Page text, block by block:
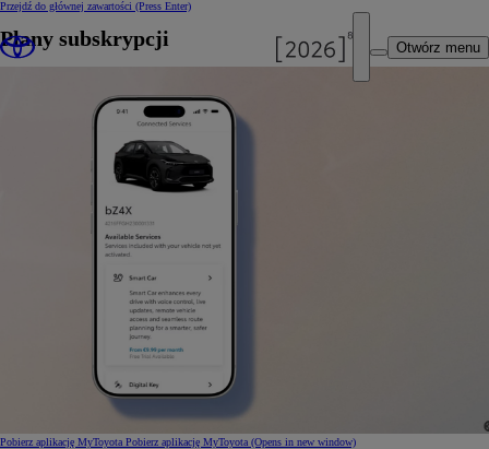
Przejdź do głównej zawartości (Press Enter)
Otwórz menu
Plany subskrypcji
Pobierz aplikację MyToyota Pobierz aplikację MyToyota (Opens in new window)